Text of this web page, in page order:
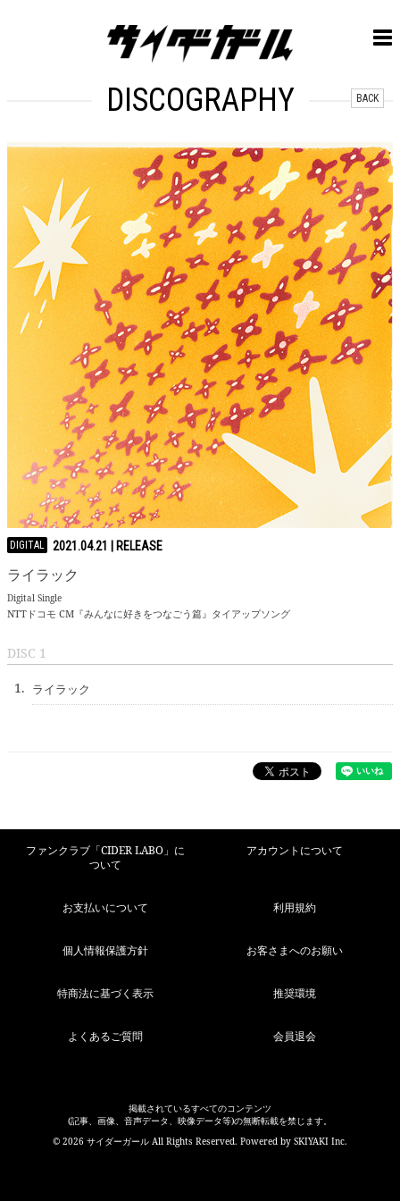
DISCOGRAPHY BACK
DIGITAL 2021.04.21
ライラック
Digital Single
NTTドコモ CM『みんなに好きをつなごう篇』タイアップソング
DISC 1
1. ライラック
ファンクラブ「CIDER LABO」に
ついて
アカウントについて
お支払いについて 利用規約
個人情報保護方針 お客さまへのお願い
特商法に基づく表示 推奨環境
よくあるご質問 会員退会
掲載されているすべてのコンテンツ
(記事、画像、音声データ、映像データ等)の無断転載を禁じます。
© 2026 サイダーガール All Rights Reserved. Powered by SKIYAKI Inc.